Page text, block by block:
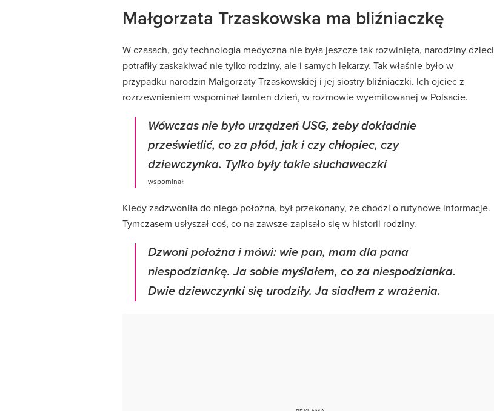
Małgorzata Trzaskowska ma bliźniaczkę
W czasach, gdy technologia medyczna nie była jeszcze tak rozwinięta, narodziny dzieci
potrafiły zaskakiwać nie tylko rodziny, ale i samych lekarzy. Tak właśnie było w
przypadku narodzin Małgorzaty Trzaskowskiej i jej siostry bliźniaczki. Ich ojciec z
rozrzewnieniem wspominał tamten dzień, w rozmowie wyemitowanej w Polsacie.
Wówczas nie było urządzeń USG, żeby dokładnie
prześwietlić, co za płód, jak i czy chłopiec, czy
dziewczynka. Tylko były takie słuchaweczki
wspominał.
Kiedy zadzwoniła do niego położna, był przekonany, że chodzi o rutynowe informacje.
Tymczasem usłyszał coś, co na zawsze zapisało się w historii rodziny.
Dzwoni położna i mówi: wie pan, mam dla pana
niespodziankę. Ja sobie myślałem, co za niespodzianka.
Dwie dziewczynki się urodziły. Ja siadłem z wrażenia.